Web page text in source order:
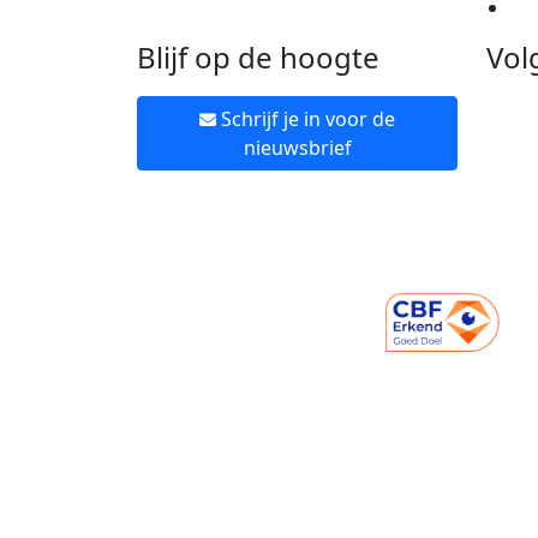
Blijf op de hoogte
Schrijf je in voor de
nieuwsbrief